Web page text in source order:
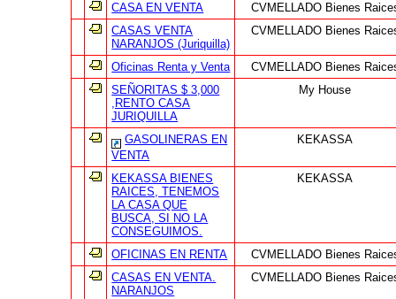
CASA EN VENTA
CVMELLADO Bienes
CASAS VENTA
NARANJOS (Juriquilla)
CVMELLADO Bienes
Oficinas Renta y Venta
CVMELLADO Bienes
SEÑORITAS $ 3,000
,RENTO CASA
JURIQUILLA
My House
GASOLINERAS EN
VENTA
KEKASSA
KEKASSA BIENES
RAICES, TENEMOS
LA CASA QUE
BUSCA, SI NO LA
CONSEGUIMOS.
KEKASSA
OFICINAS EN RENTA
CVMELLADO Bienes
CASAS EN VENTA.
NARANJOS
CVMELLADO Bienes